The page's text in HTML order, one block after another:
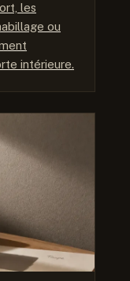
les
ou
intérieure.